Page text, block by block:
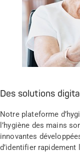
Des solutions
Notre plateforme
l’hygiène des mains
innovantes
d’identifier